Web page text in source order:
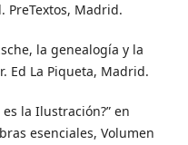
PreTextos, Madrid.
la genealogía y la
Ed La Piqueta, Madrid.
es la Ilustración?” en
esenciales, Volumen